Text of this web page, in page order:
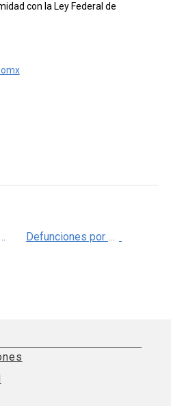
con la Ley Federal de
Defunciones por Otros trastornos nutricionales, serie 1998 – 2021, Principales Causas OPS, Cubos dinámicos, SSA SINBA-SINAIS Defunciones por Sífilis, serie 1998 – 2021, Principales Causas OPS, Cubos dinámicos, SSA SINBA-SINAIS